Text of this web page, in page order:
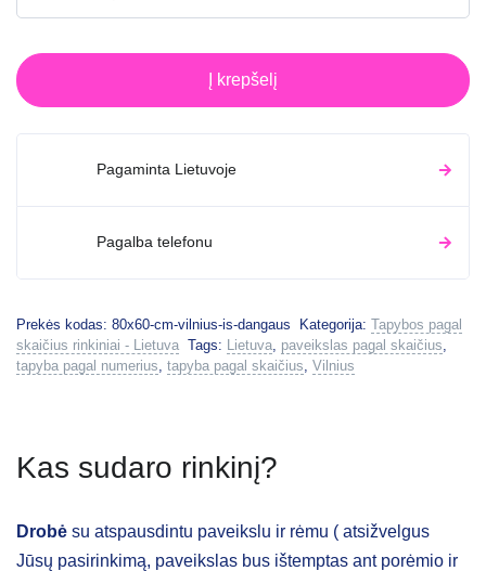
Į krepšelį
Pagaminta Lietuvoje
Pagalba telefonu
Prekės kodas: 80x60-cm-vilnius-is-dangaus Kategorija: Tapybos pagal
skaičius rinkiniai - Lietuva Tags: Lietuva paveikslas pagal skaičius
tapyba pagal numerius tapyba pagal skaičius Vilnius
Kas sudaro rinkinį?
Drobė su atspausdintu paveikslu ir rėmu ( atsižvelgus
Jūsų pasirinkimą, paveikslas bus ištemptas ant porėmio ir